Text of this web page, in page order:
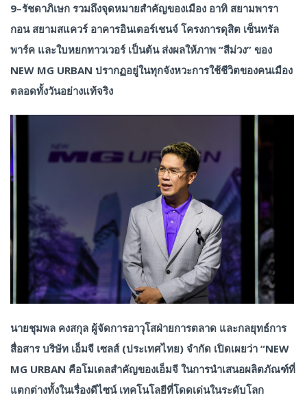
9–รัชดาภิเษก รวมถึงจุดหมายสำคัญของเมือง อาทิ สยามพารา
กอน สยามสแควร์ อาคารอินเตอร์เชนจ์ โครงการดุสิต เซ็นทรัล
พาร์ค และใบหยกทาวเวอร์ เป็นต้น ส่งผลให้ภาพ “สีม่วง” ของ
NEW MG URBAN ปรากฏอยู่ในทุกจังหวะการใช้ชีวิตของคนเมือง
ตลอดทั้งวันอย่างแท้จริง
นายชุมพล คงสกุล ผู้จัดการอาวุโสฝ่ายการตลาด และกลยุทธ์การ
สื่อสาร บริษัท เอ็มจี เซลส์ (ประเทศไทย) จำกัด เปิดเผยว่า “NEW
MG URBAN คือโมเดลสำคัญของเอ็มจี ในการนำเสนอผลิตภัณฑ์ที่
แตกต่างทั้งในเรื่องดีไซน์ เทคโนโลยีที่โดดเด่นในระดับโลก